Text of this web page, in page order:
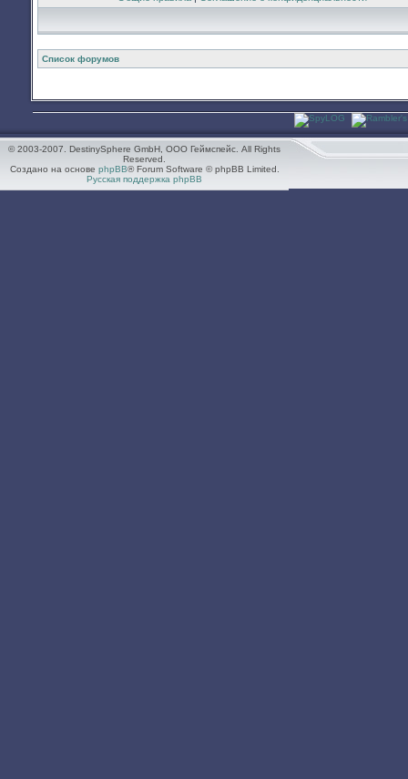
Список форумов
© 2003-2007. DestinySphere GmbH, ООО Геймспейс. All Rights
Reserved.
Создано на основе phpBB® Forum Software © phpBB Limited.
Русская поддержка phpBB